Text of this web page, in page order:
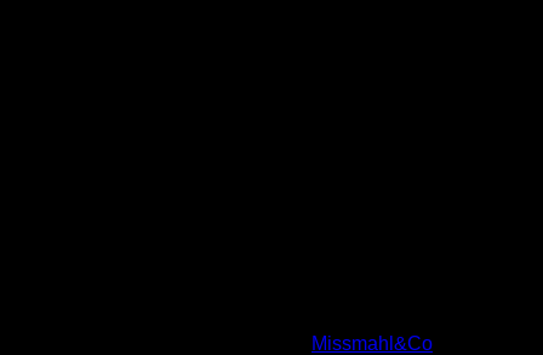
Missmahl&Co